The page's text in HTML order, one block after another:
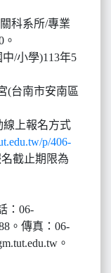
科系所/專業
/小學)113年5
(台南市安南區
線上報名方式
p/406-
名截止期限為
：06-
。傳真：06-
。